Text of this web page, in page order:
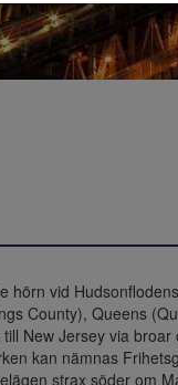
hörn vid
County), Queens
New Jersey via
kan nämnas
strax söder om